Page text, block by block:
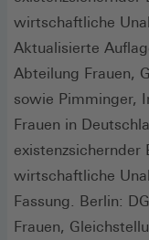
wirtschaftliche
Aktualisierte
Abteilung Frauen,
sowie Pimminger,
Frauen in
existenzsichernder
wirtschaftliche
Fassung. Berlin:
Frauen,